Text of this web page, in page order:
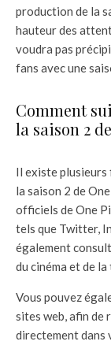
production de la
hauteur des
voudra pas
fans avec une
Comment
la saison 2
Il existe plusieurs
la saison 2 de
officiels de One
tels que Twitter,
également
du cinéma et de
Vous pouvez
sites web, afin de
directement dans